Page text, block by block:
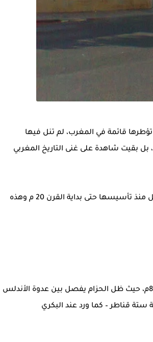
قائمة في المغرب، لم تنل فيها
بل بقيت شاهدة على غنى التاريخ المغربي
وحزام أسوار مدينة فاس يتعدى 14 كلم، وتاريخها يمتد على مراحل منذ تأسيسها حتى بداية القرن 20 م وهذه
تميزت بتسطير حزام الأسوار قبل وجود المساكن سنة 808 و 809م، حيث ظل الحزام يفصل بين عدوة الأندلس
قناطر – كما ورد عند البكري